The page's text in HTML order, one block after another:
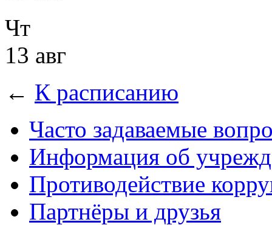
Чт
13 авг
← К расписанию
Часто задаваемые
Информация об
Противодействие
Партнёры и друзья